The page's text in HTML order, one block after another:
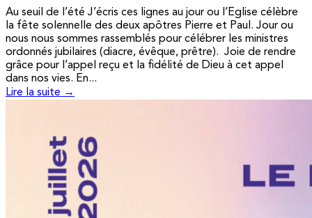
Au seuil de l’été J’écris ces lignes au jour ou l’Eglise célèbre
la fête solennelle des deux apôtres Pierre et Paul. Jour ou
nous nous sommes rassemblés pour célébrer les ministres
ordonnés jubilaires (diacre, évêque, prêtre). Joie de rendre
grâce pour l’appel reçu et la fidélité de Dieu à cet appel
dans nos vies. En...
Lire la suite →